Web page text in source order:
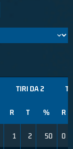
TIRI DA 2
R T % R
1 2 50 0